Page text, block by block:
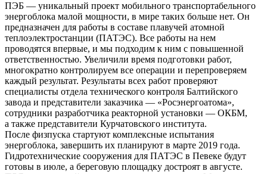
ПЭБ — уникальный проект мобильного транспортабельного
энергоблока малой мощности, в мире таких больше нет. Он
предназначен для работы в составе плавучей атомной
теплоэлектростанции (ПАТЭС). Все работы на нем
проводятся впервые, и мы подходим к ним с повышенной
ответственностью. Увеличили время подготовки работ,
многократно контролируем все операции и перепроверяем
каждый результат. Результаты всех работ проверяют
специалисты отдела технического контроля Балтийского
завода и представители заказчика — «Росэнергоатома»,
сотрудники разработчика реакторной установки — ОКБМ,
а также представители Курчатовского института.
После физпуска стартуют комплексные испытания
энергоблока, завершить их планируют в марте 2019 года.
Гидротехнические сооружения для ПАТЭС в Певеке будут
готовы в июле, а береговую площадку достроят в августе.